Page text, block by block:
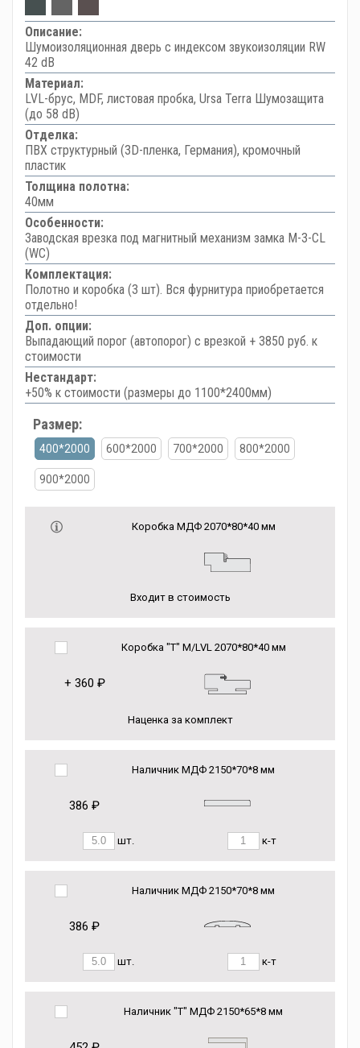
Описание:
Шумоизоляционная дверь с индексом звукоизоляции RW
42 dB
Материал:
LVL-брус, MDF, листовая пробка, Ursa Terra Шумозащита
(до 58 dB)
Отделка:
ПВХ структурный (3D-пленка, Германия), кромочный
пластик
Толщина полотна:
40мм
Особенности:
Заводская врезка под магнитный механизм замка M-3-CL
(WC)
Комплектация:
Полотно и коробка (3 шт). Вся фурнитура приобретается
отдельно!
Доп. опции:
Выпадающий порог (автопорог) с врезкой + 3850 руб. к
стоимости
Нестандарт:
+50% к стоимости (размеры до 1100*2400мм)
Размер:
400*2000 600*2000 700*2000 800*2000
900*2000
Коробка МДФ 2070*80*40 мм
Входит в стоимость
Коробка "Т" M/LVL 2070*80*40 мм
+ 360 ₽
Наценка за комплект
Наличник МДФ 2150*70*8 мм
386 ₽
шт. к-т
Наличник МДФ 2150*70*8 мм
386 ₽
шт. к-т
Наличник "Т" МДФ 2150*65*8 мм